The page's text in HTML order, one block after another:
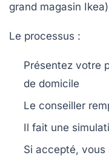
grand magasin
Le processus :
Présentez votre
de domicile
Le conseiller
Il fait une
Si accepté,